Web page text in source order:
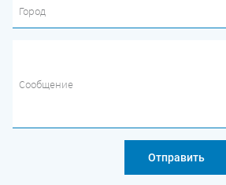
Город
Сообщение
Отправить